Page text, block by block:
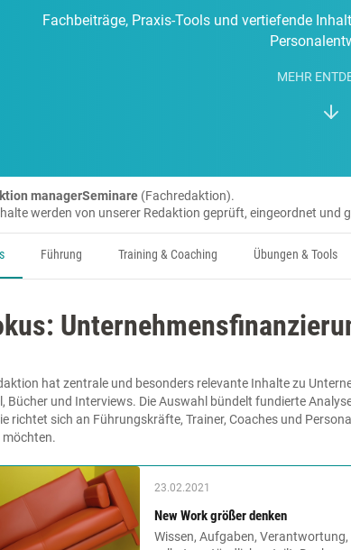
Fachbeiträge, Praxis-Tools und vertiefende
MEHR
managerSeminare (Fachredaktion).
werden von unserer Redaktion geprüft, eingeordnet und
Führung Training & Coaching Übungen & Tools
hat zentrale und besonders relevante Inhalte zu
Bücher und Interviews. Die Auswahl bündelt fundierte
richtet sich an Führungskräfte, Trainer, Coaches und
möchten.
23.02.2021
New Work größer denken
Wissen, Aufgaben,